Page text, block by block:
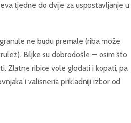
tjedne do dvije za uspostavljanje u
ne budu premale (riba može
Biljke su dobrodošle — osim što
Zlatne ribice vole glodati i kopati, pa
i valisneria prikladniji izbor od